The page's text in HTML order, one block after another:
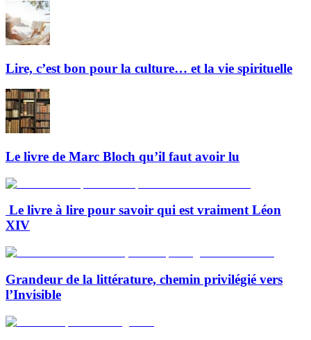
Lire, c’est bon pour la culture… et la vie spirituelle
Le livre de Marc Bloch qu’il faut avoir lu
Le livre à lire pour savoir qui est vraiment Léon
XIV
Grandeur de la littérature, chemin privilégié vers
l’Invisible